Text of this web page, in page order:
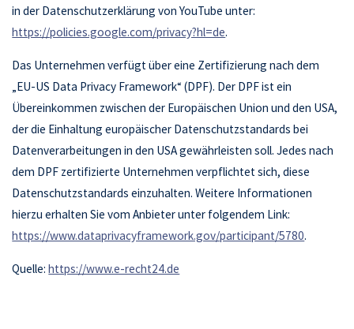
in der Datenschutzerklärung von YouTube unter:
https://policies.google.com/privacy?hl=de.
Das Unternehmen verfügt über eine Zertifizierung nach dem
„EU-US Data Privacy Framework“ (DPF). Der DPF ist ein
Übereinkommen zwischen der Europäischen Union und den USA,
der die Einhaltung europäischer Datenschutzstandards bei
Datenverarbeitungen in den USA gewährleisten soll. Jedes nach
dem DPF zertifizierte Unternehmen verpflichtet sich, diese
Datenschutzstandards einzuhalten. Weitere Informationen
hierzu erhalten Sie vom Anbieter unter folgendem Link:
https://www.dataprivacyframework.gov/participant/5780.
Quelle:https://www.e-recht24.de